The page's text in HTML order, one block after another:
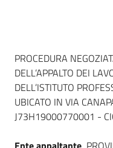
English
site
Dati del bando
PROCEDURA
DELL’APPALTO DEI
DELL’ISTITUTO
UBICATO IN VIA
J73H19000770001 -